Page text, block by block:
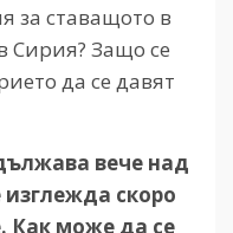
за ставащото в
Сирия? Защо се
да се давят
вече над
скоро
Как може да се